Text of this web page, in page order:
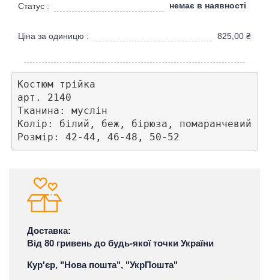
Статус : немає в наявності
Ціна за одиницю : 825,00 ₴
Костюм трійка
арт. 2140
Тканина: муслін
Колір: білий, беж, бірюза, помаранчевий
Доставка:
Від 80 гривень до будь-якої точки України
Кур'єр, "Нова пошта", "УкрПошта"